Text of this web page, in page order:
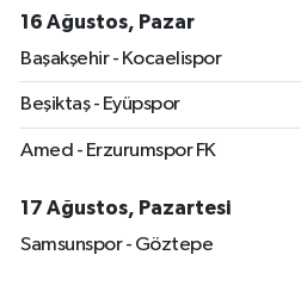
16 Ağustos, Pazar
Başakşehir - Kocaelispor
Beşiktaş - Eyüpspor
Amed - Erzurumspor FK
17 Ağustos, Pazartesi
Samsunspor - Göztepe